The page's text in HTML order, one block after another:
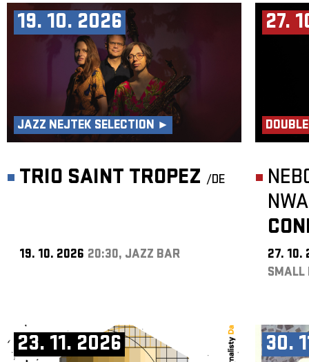
19. 10. 2026
JAZZ NEJTEK SELECTION ►
TRIO SAINT TROPEZ /DE
19. 10. 2026 20:30, JAZZ BAR
27.
27. 10.
SMALL
23. 11. 2026 30.